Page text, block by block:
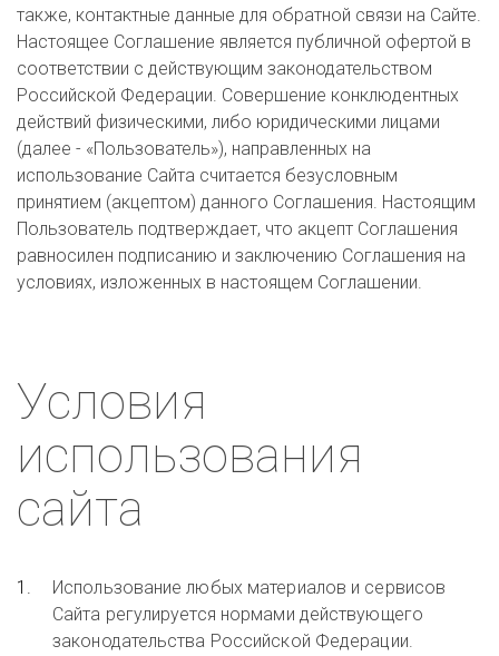
также, контактные данные для обратной связи на Сайте.
Настоящее Соглашение является публичной офертой в
соответствии с действующим законодательством
Российской Федерации. Совершение конклюдентных
действий физическими, либо юридическими лицами
(далее - «Пользователь»), направленных на
использование Сайта считается безусловным
принятием (акцептом) данного Соглашения. Настоящим
Пользователь подтверждает, что акцепт Соглашения
равносилен подписанию и заключению Соглашения на
условиях, изложенных в настоящем Соглашении.
Условия
использования
сайта
Использование любых материалов и сервисов
Сайта регулируется нормами действующего
законодательства Российской Федерации.